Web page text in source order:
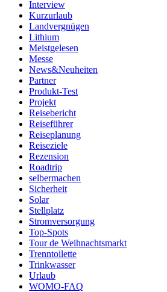
Interview
Kurzurlaub
Landvergnügen
Lithium
Meistgelesen
Messe
News&Neuheiten
Partner
Produkt-Test
Projekt
Reisebericht
Reiseführer
Reiseplanung
Reiseziele
Rezension
Roadtrip
selbermachen
Sicherheit
Solar
Stellplatz
Stromversorgung
Top-Spots
Tour de Weihnachtsmarkt
Trenntoilette
Trinkwasser
Urlaub
WOMO-FAQ